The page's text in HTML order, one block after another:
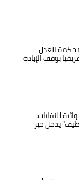
العدل
بوقف الإبادة
للنفايات:
يدخل حيز